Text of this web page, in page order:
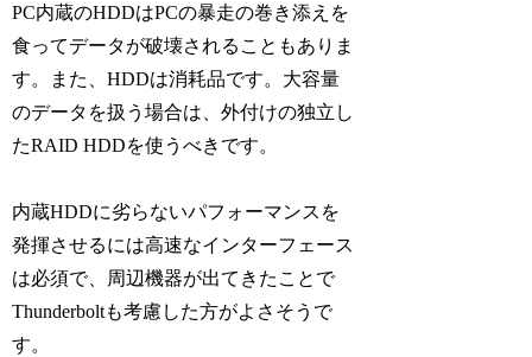
PC内蔵のHDDはPCの暴走の巻き添えを
食ってデータが破壊されることもありま
す。また、HDDは消耗品です。大容量
のデータを扱う場合は、外付けの独立し
たRAID HDDを使うべきです。
内蔵HDDに劣らないパフォーマンスを
発揮させるには高速なインターフェース
は必須で、周辺機器が出てきたことで
Thunderboltも考慮した方がよさそうで
す。